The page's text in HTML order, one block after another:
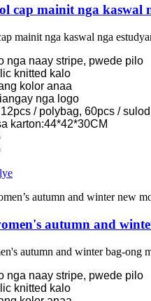
cap mainit nga kaswal
mainit nga kaswal nga
nga naay stripe, pwede pilo
knitted kalo
kolor anaa
nga logo
/ polybag, 60pcs /
karton:44*42*30CM
autumn and
autumn and winter bag-ong
nga naay stripe, pwede pilo
knitted kalo